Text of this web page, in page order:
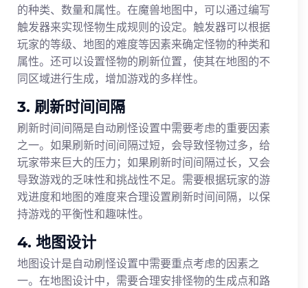
的种类、数量和属性。在魔兽地图中，可以通过编写
触发器来实现怪物生成规则的设定。触发器可以根据
玩家的等级、地图的难度等因素来确定怪物的种类和
属性。还可以设置怪物的刷新位置，使其在地图的不
同区域进行生成，增加游戏的多样性。
3. 刷新时间间隔
刷新时间间隔是自动刷怪设置中需要考虑的重要因素
之一。如果刷新时间间隔过短，会导致怪物过多，给
玩家带来巨大的压力；如果刷新时间间隔过长，又会
导致游戏的乏味性和挑战性不足。需要根据玩家的游
戏进度和地图的难度来合理设置刷新时间间隔，以保
持游戏的平衡性和趣味性。
4. 地图设计
地图设计是自动刷怪设置中需要重点考虑的因素之
一。在地图设计中，需要合理安排怪物的生成点和路